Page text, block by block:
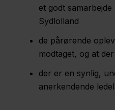
et godt
Sydlolland
de pårørende
modtaget, og at
der er en synlig,
anerkendende